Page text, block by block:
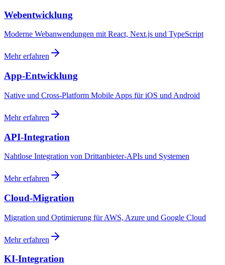
Webentwicklung
Moderne Webanwendungen mit React, Next.js und TypeScript
Mehr erfahren
App-Entwicklung
Native und Cross-Platform Mobile Apps für iOS und Android
Mehr erfahren
API-Integration
Nahtlose Integration von Drittanbieter-APIs und Systemen
Mehr erfahren
Cloud-Migration
Migration und Optimierung für AWS, Azure und Google Cloud
Mehr erfahren
KI-Integration